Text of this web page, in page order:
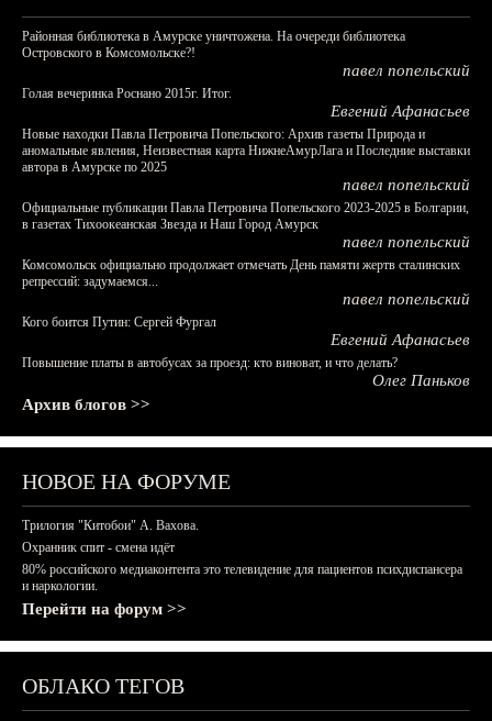
Районная библиотека в Амурске уничтожена. На очереди библиотека
Островского в Комсомольске?!
павел попельский
Голая вечеринка Роснано 2015г. Итог.
Евгений Афанасьев
Новые находки Павла Петровича Попельского: Архив газеты Природа и
аномальные явления, Неизвестная карта НижнеАмурЛага и Последние выставки
автора в Амурске по 2025
павел попельский
Официальные публикации Павла Петровича Попельского 2023-2025 в Болгарии,
в газетах Тихоокеанская Звезда и Наш Город Амурск
павел попельский
Комсомольск официально продолжает отмечать День памяти жертв сталинских
репрессий: задумаемся...
павел попельский
Кого боится Путин: Сергей Фургал
Евгений Афанасьев
Повышение платы в автобусах за проезд: кто виноват, и что делать?
Олег Паньков
Архив блогов >>
НОВОЕ НА ФОРУМЕ
Трилогия "Китобои" А. Вахова.
Охранник спит - смена идёт
80% российского медиаконтента это телевидение для пациентов психдиспансера
и наркологии.
Перейти на форум >>
ОБЛАКО ТЕГОВ